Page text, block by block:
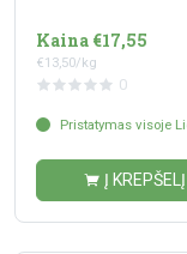
Kaina €17,55
€13,50/kg
0
Pristatymas visoje
Į KREPŠELĮ